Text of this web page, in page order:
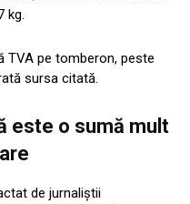
kg.
TVA pe tomberon, peste
sursa citată.
este o sumă mult
de jurnaliștii